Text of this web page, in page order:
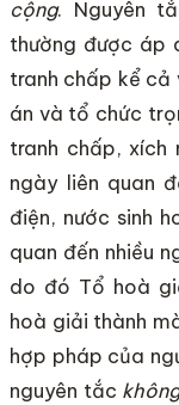
cộng. Nguyên
thường được áp
tranh chấp kể cả
án và tổ chức
tranh chấp, xích
ngày liên quan
điện, nước sinh
quan đến nhiều
do đó Tổ hoà
hoà giải thành
hợp pháp của
nguyên tắc